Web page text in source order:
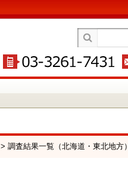
> 調査結果一覧（北海道・東北地方）